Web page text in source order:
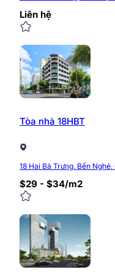
truyền tải năng
Đặc biệt hướng
Tiện ích và
Được coi là tòa nhà
Mỗi tầng được
Mỗi tầng đều
Hệ thống điều
Hệ thống 103
Hệ thống 2
Tầng hầm đỗ
Liên hệ
Tòa nhà 18HBT
18 Hai Bà Trưng, Bến Nghé,
$29 - $34/m2